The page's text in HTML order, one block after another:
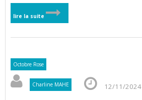
lire la suite
Octobre Rose
Charline MAHE 12/11/2024